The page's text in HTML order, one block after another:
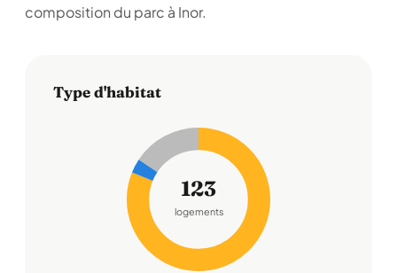
composition du parc à Inor.
Type d'habitat
123
logements